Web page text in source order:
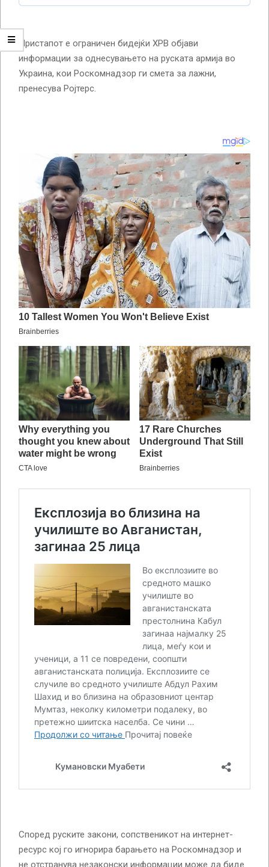
Пристапот е ограничен бидејќи ХРВ објави
информации за однесувањето на руската армија во
Украина, кои Роскомнадзор ги смета за лажни,
пренесува Ројтерс.
Според руските закони, сопственикот на интернет-
ресурс кој го игнорира барањето на Роскомнадзор и
не отстранува незаконски информации може да биде